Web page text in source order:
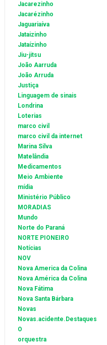
Jacarezinho
Jacarézinho
Jaguariaíva
Jataizinho
Jataízinho
Jiu-jitsu
João Aarruda
João Arruda
Justiça
Linguagem de sinais
Londrina
Loterias
marco civil
marco civil da internet
Marina Silva
Matelândia
Medicamentos
Meio Ambiente
mídia
Ministério Público
MORADIAS
Mundo
Norte do Paraná
NORTE PIONEIRO
Notícias
NOV
Nova America da Colina
Nova América da Colina
Nova Fátima
Nova Santa Bárbara
Novas
Novas.acidente.Destaques
O
orquestra